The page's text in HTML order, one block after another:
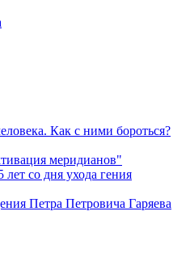
Как с ними бороться?
меридианов"
со дня ухода гения
Петра Петровича Гаряева